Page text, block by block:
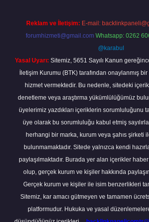
Reklam ve İletişim: E-mail:
forumhizmeti@gmail.com Whatsapp: 0262
@karabul
Yasal Uyarı: Sitemiz, 5651 Sayılı Kanun
İletişim Kurumu (BTK) tarafından onaylanmış
hizmet vermektedir. Bu nedenle, sitedeki
denetleme veya araştırma yükümlülüğümüz
üyelerimiz yazdıkları içeriklerin sorumluluğunu
üye olarak bu sorumluluğu kabul etmiş
herhangi bir marka, kurum veya şahıs şirketi
bulunmamaktadır. Sitede yalnızca kendi
paylaşılmaktadır. Burada yer alan içerikler
olup, gerçek kurum ve kişiler hakkında
Gerçek kurum ve kişiler ile isim benzerlikleri
Sitemiz, kar amacı gütmeyen ve tamamen
platformudur. Hukuka ve yasal